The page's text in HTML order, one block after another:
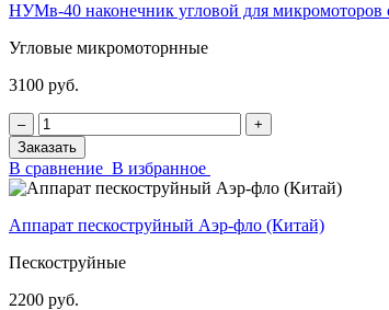
НУМв-40 наконечник угловой для
Угловые микромоторнные
3100 руб.
‒
+
Заказать
В сравнение В избранное
Аппарат пескоструйный Аэр-фло (Китай)
Пескоструйные
2200 руб.